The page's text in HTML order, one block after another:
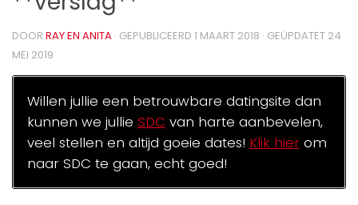
DOOR RAY EN ANITA · GEPUBLICEERD 1 MAART 2018 · GEÜPDATET 24
MEI 2019
Willen jullie een betrouwbare datingsite dan
kunnen we jullie SDC van harte aanbevelen,
veel stellen en altijd goeie dates! Klik hierom
naar SDC te gaan, echt goed!